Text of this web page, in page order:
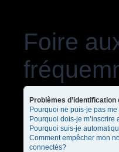
Foire
Problèmes d’identification
Pourquoi ne puis-je pas
Pourquoi dois-je m’inscrire
Pourquoi suis-je
Comment empêcher mon
connectés?